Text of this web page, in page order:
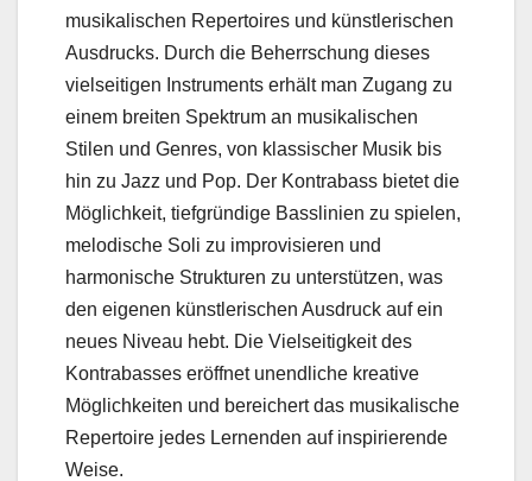
musikalischen Repertoires und künstlerischen
Ausdrucks. Durch die Beherrschung dieses
vielseitigen Instruments erhält man Zugang zu
einem breiten Spektrum an musikalischen
Stilen und Genres, von klassischer Musik bis
hin zu Jazz und Pop. Der Kontrabass bietet die
Möglichkeit, tiefgründige Basslinien zu spielen,
melodische Soli zu improvisieren und
harmonische Strukturen zu unterstützen, was
den eigenen künstlerischen Ausdruck auf ein
neues Niveau hebt. Die Vielseitigkeit des
Kontrabasses eröffnet unendliche kreative
Möglichkeiten und bereichert das musikalische
Repertoire jedes Lernenden auf inspirierende
Weise.